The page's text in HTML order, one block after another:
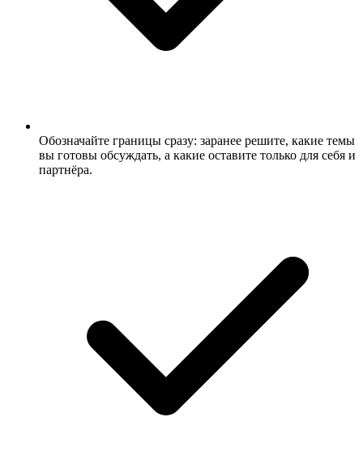
Обозначайте границы сразу: заранее решите, какие темы
вы готовы обсуждать, а какие оставите только для себя и
партнёра.